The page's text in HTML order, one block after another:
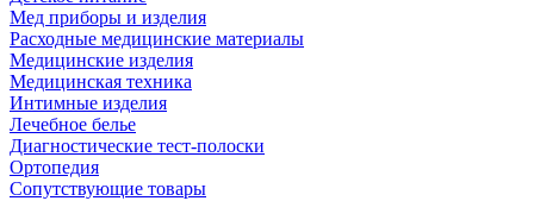
Мед приборы и изделия
Расходные медицинские материалы
Медицинские изделия
Медицинская техника
Интимные изделия
Лечебное белье
Диагностические тест-полоски
Ортопедия
Сопутствующие товары